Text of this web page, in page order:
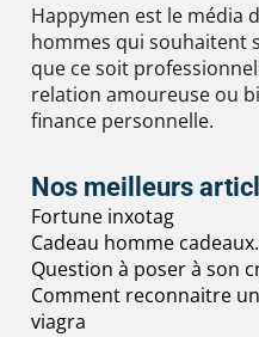
Happymen est le média
hommes qui souhaitent
que ce soit
relation amoureuse ou
finance personnelle.
Nos meilleurs
Fortune inxotag
Cadeau homme
Question à poser à son
Comment reconnaitre
viagra